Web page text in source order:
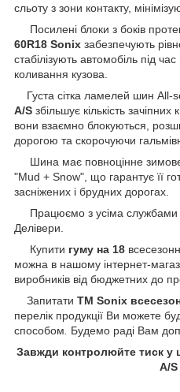
сльоту з зони контакту,
Посилені блоки з боків
60R18 Sonix забезпечують
стабілізують автомобіль під
коливання кузова.
Густа сітка ламелей шин All-
A/S збільшує кількість
вони взаємно блокуються,
дорогою та скорочуючи
Шина має повноцінне
"Mud + Snow", що гарантує її
засніжених і брудних дорогах.
Працюємо з усіма службами
Делівери.
Купити гуму на 18
можна в нашому інтернет-
виробників від бюджетних до
Запитати ТМ Sonix
перелік продукції Ви можете
способом
Будемо раді Вам
Завжди контролюйте тиск у
A/